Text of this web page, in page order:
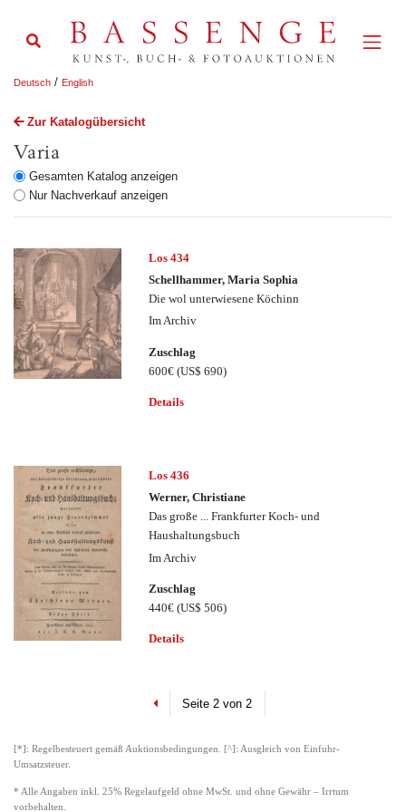
Deutsch / English
Zur Katalogübersicht
Varia
Gesamten Katalog anzeigen
Nur Nachverkauf anzeigen
Los 434
Schellhammer, Maria Sophia
Die wol unterwiesene Köchinn
Im Archiv
Zuschlag
600€(US$ 690)
Details
Los 436
Werner, Christiane
Das große ... Frankfurter Koch- und
Haushaltungsbuch
Im Archiv
Zuschlag
440€(US$ 506)
Details
PreviousSeite 2 von 2
[*]: Regelbesteuert gemäß Auktionsbedingungen. [^]: Ausgleich von Einfuhr-
Umsatzsteuer.
* Alle Angaben inkl. 25% Regelaufgeld ohne MwSt. und ohne Gewähr – Irrtum
vorbehalten.